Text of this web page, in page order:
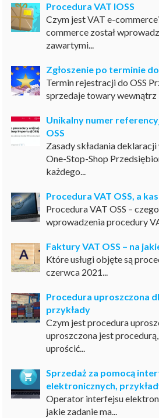
Procedura VAT IOSS
Czym jest VAT e-
commerce został
zawartymi...
Zgłoszenie po terminie do
Termin rejestracji do OSS
sprzedaje towary wewnątrz
Unikalny numer
OSS
Zasady składania
One-Stop-Shop
każdego...
Procedura VAT OSS, a
Procedura VAT OSS –
wprowadzenia procedury
Faktury VAT OSS – na
Które usługi objęte są
czerwca 2021...
Procedura uproszczona
przykłady
Czym jest procedura
uproszczona jest
uprościć...
Sprzedaż za pomocą
elektronicznych,
Operator interfejsu
jakie zadanie ma...